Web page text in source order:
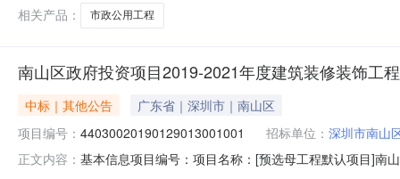
相关产品：
市政公用工程
南山区政府投资项目2019-2021年度建筑装修装饰工
中标｜其他公告
广东省｜深圳市｜南山区
项目编号： 44030020190129013001001 招标单位： 深圳市南山
正文内容： 基本信息项目编号：项目名称：[预选母工程默认项目]